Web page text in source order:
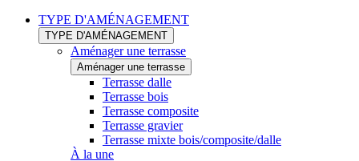
TYPE D'AMÉNAGEMENT
TYPE D'AMÉNAGEMENT
Aménager une terrasse
Aménager une terrasse
Terrasse dalle
Terrasse bois
Terrasse composite
Terrasse gravier
Terrasse mixte bois/composite/dalle
À la une